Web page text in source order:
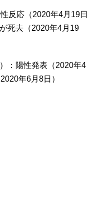
反応（2020年4月19日
死去（2020年4月19
：陽性発表（2020年4
年6月8日）